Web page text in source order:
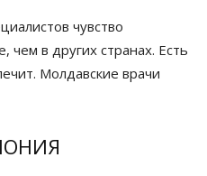
чувство
чем в других странах. Есть
Молдавские врачи